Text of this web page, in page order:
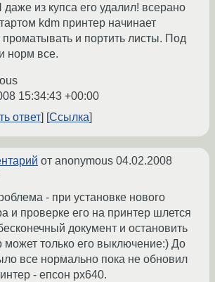
из купса его удалил! всерано
kdm принтер начинает
и портить листы. Под
норм все.
15:34:43 +00:00
ответ
Ссылка
от anonymous 04.02.2008
- при установке нового
и проверке его на принтер шлется
документ и остановить
может только его выключение:) До
все нормально пока не обновил
- епсон рх640.